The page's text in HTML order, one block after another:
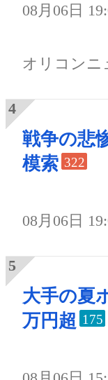
08月06日
オリコンニ
戦争の悲
模索 322
08月06日
大手の夏
万円超 175